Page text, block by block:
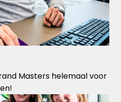
Masters helemaal voor